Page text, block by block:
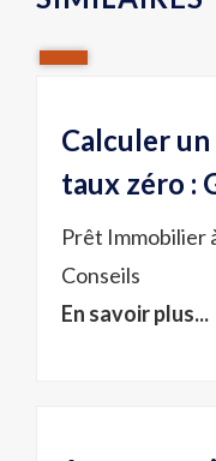
Calculer
taux zéro :
Prêt Immobilier
Conseils
En savoir plus...